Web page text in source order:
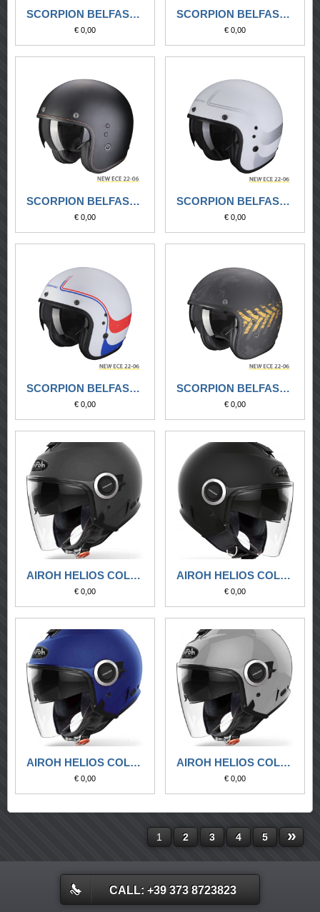
SCORPION BELFAST EVO SOLID GRIGIO CEMENTO
€ 0,00
SCORPION BELFAST EVO SOLID GRIGIO CEMENTO OPACO
€ 0,00
SCORPION BELFAST EVO SOLID NERO OPACO
€ 0,00
SCORPION BELFAST EVO SOUL BIANCO OPACO-ARGENTO
€ 0,00
SCORPION BELFAST EVO SOUL BIANCO OPACO-BLU-ROSSO
€ 0,00
SCORPION BELFAST EVO SOUL NERO OPACO-ORO
€ 0,00
AIROH HELIOS COLOR ANTHRACITE MATT
€ 0,00
AIROH HELIOS COLOR BLACK MATT
€ 0,00
AIROH HELIOS COLOR BLUE MATT
€ 0,00
AIROH HELIOS COLOR CONCRETE GREY GLOSS
€ 0,00
1 2 3 4 5 »
CALL: +39 373 8723823